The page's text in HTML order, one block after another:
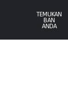
TEMUKAN
BAN
ANDA